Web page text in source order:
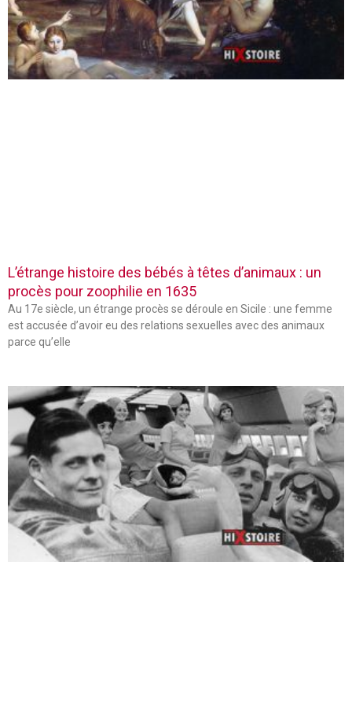
L’étrange histoire des bébés à têtes d’animaux : un
procès pour zoophilie en 1635
Au 17e siècle, un étrange procès se déroule en Sicile : une femme
est accusée d’avoir eu des relations sexuelles avec des animaux
parce qu’elle